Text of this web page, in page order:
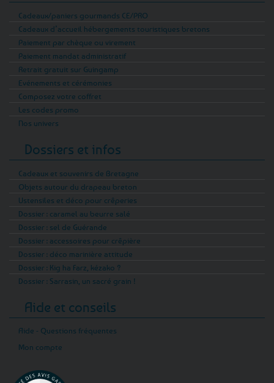
Cadeaux/paniers gourmands CE/PRO
Cadeaux d’accueil hébergements touristiques bretons
Paiement par chèque ou virement
Paiement mandat administratif
Retrait gratuit sur Guingamp
Evénements et cérémonies
Composez votre coffret
Les codes promo
Nos univers
Dossiers et infos
Cadeaux et souvenirs de Bretagne
Objets autour du drapeau breton
Ustensiles et déco pour crêperies
Dossier : caramel au beurre salé
Dossier : sel de Guérande
Dossier : accessoires pour crêpière
Dossier : déco marinière attitude
Dossier : Kig ha Farz, kézako ?
Dossier : Sarrasin, un sacré grain !
Aide et conseils
Aide - Questions fréquentes
Mon compte